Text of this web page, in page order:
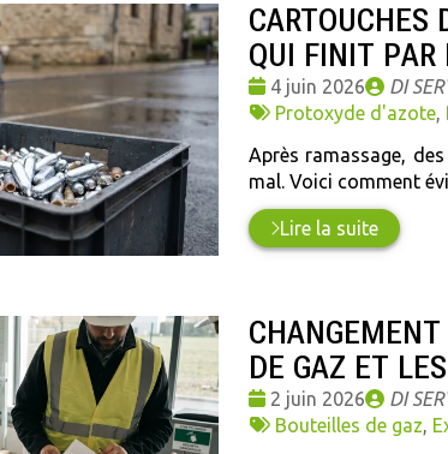
CARTOUCHES
QUI FINIT PAR
Date
:
4 juin 2026
Publié
par
DI
Tags
Protoxyde d'azote,
Après ramassage,
mal. Voici comment
Lire la suite
DE GAZ ET
Date
:
2 juin 2026
Publié
par
DI
Tags
Bouteilles de gaz